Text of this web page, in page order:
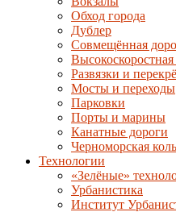
Обход города
Дублер
Совмещённая
Развязки и
Мосты и переходы
Парковки
Порты и марины
Канатные дороги
Черноморская
Технологии
«Зелёные»
Урбанистика
Институт